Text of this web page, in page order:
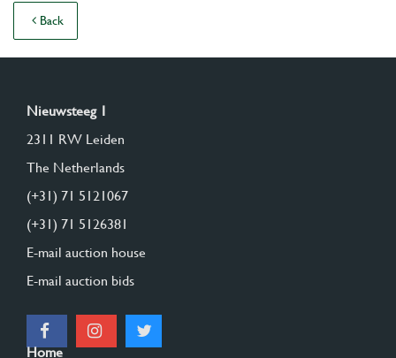
Back
Nieuwsteeg 1
2311 RW Leiden
The Netherlands
(+31) 71 5121067
(+31) 71 5126381
E-mail auction house
E-mail auction bids
Home